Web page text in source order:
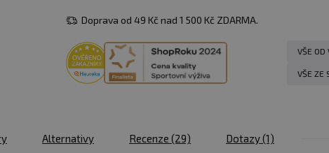
Doprava od 49 Kč nad 1 500 Kč ZDARMA.
VŠE OD
VŠE ZE
Alternativy Recenze (29) Dotazy(1)